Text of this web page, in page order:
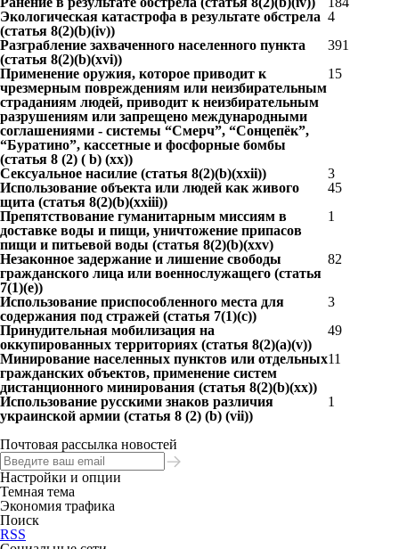
Экологическая катастрофа в результате обстрела
(статья 8(2)(b)(iv))
4
Разграбление захваченного населенного пункта
(статья 8(2)(b)(xvi))
391
Применение оружия, которое приводит к
чрезмерным повреждениям или неизбирательным
страданиям людей, приводит к неизбирательным
разрушениям или запрещено международными
соглашениями - системы “Смерч”, “Сонцепёк”,
“Буратино”, кассетные и фосфорные бомбы
(статья 8 (2) ( b) (xx))
15
Сексуальное насилие (статья 8(2)(b)(xxii))
3
Использование объекта или людей как живого
щита (статья 8(2)(b)(xxiii))
45
Препятствование гуманитарным миссиям в
доставке воды и пищи, уничтожение припасов
пищи и питьевой воды (статья 8(2)(b)(xxv)
1
Незаконное задержание и лишение свободы
гражданского лица или военнослужащего (статья
7(1)(e))
82
Использование приспособленного места для
содержания под стражей (статья 7(1)(c))
3
Принудительная мобилизация на
оккупированных территориях (статья 8(2)(a)(v))
49
Минирование населенных пунктов или отдельных
гражданских объектов, применение систем
дистанционного минирования (статья 8(2)(b)(xx))
11
Использование русскими знаков различия
украинской армии (статья 8 (2) (b) (vii))
1
Почтовая рассылка новостей
Настройки и опции
Темная тема
Экономия трафика
Поиск
RSS